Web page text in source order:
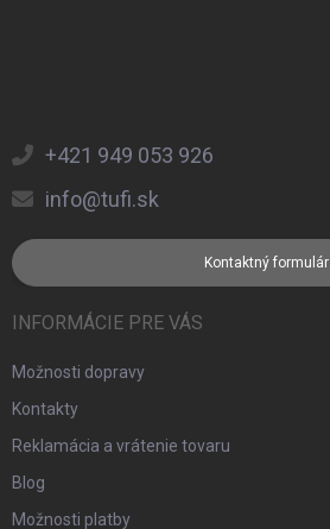
+421 949 053 926
info@tufi.sk
Kontaktný formulár
INFORMÁCIE PRE VÁS
Možnosti dopravy
Kontakty
Reklamácia a vrátenie tovaru
Blog
Možnosti platby